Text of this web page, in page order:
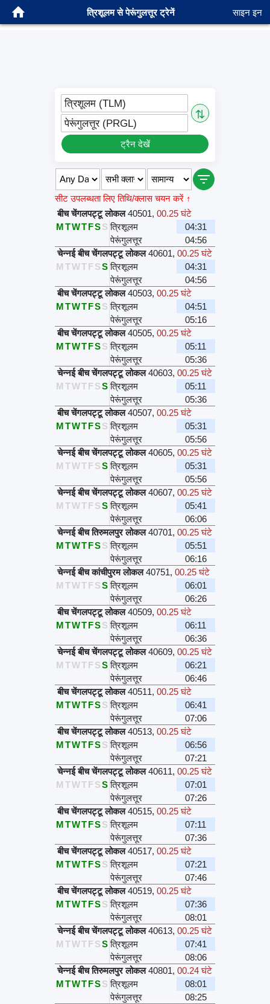
त्रिशूलम से पेरूंगुलत्तूर ट्रेनें साइन इन
त्रिशूलम (TLM)
⇅
पेरूंगुलत्तूर (PRGL)
ट्रैन देखें
सीट उपलब्धता लिए तिथि/क्लास चयन करें ↑
बीच चेंगलपट्टू लोकल 40501, 00.25 घंटे
MTWTFSS त्रिशूलम
04:31
पेरूंगुलत्तूर
04:56
चेन्नई बीच चेंगलपट्टू लोकल 40601, 00.25 घंटे
M TWTFSS त्रिशूलम
04:31
पेरूंगुलत्तूर
04:56
बीच चेंगलपट्टू लोकल 40503, 00.25 घंटे
MTWTFSS त्रिशूलम
04:51
पेरूंगुलत्तूर
05:16
बीच चेंगलपट्टू लोकल 40505, 00.25 घंटे
MTWTFSS त्रिशूलम
05:11
पेरूंगुलत्तूर
05:36
चेन्नई बीच चेंगलपट्टू लोकल 40603, 00.25 घंटे
M TWTFSS त्रिशूलम
05:11
पेरूंगुलत्तूर
05:36
बीच चेंगलपट्टू लोकल 40507, 00.25 घंटे
MTWTFSS त्रिशूलम
05:31
पेरूंगुलत्तूर
05:56
चेन्नई बीच चेंगलपट्टू लोकल 40605, 00.25 घंटे
M TWTFSS त्रिशूलम
05:31
पेरूंगुलत्तूर
05:56
चेन्नई बीच चेंगलपट्टू लोकल 40607, 00.25 घंटे
M TWTFSS त्रिशूलम
05:41
पेरूंगुलत्तूर
06:06
चेन्नई बीच तिरुमलपुर लोकल 40701, 00.25 घंटे
MTWTFSS त्रिशूलम
05:51
पेरूंगुलत्तूर
06:16
चेन्नई बीच कांचीपुरम लोकल 40751, 00.25 घंटे
M TWTFSS त्रिशूलम
06:01
पेरूंगुलत्तूर
06:26
बीच चेंगलपट्टू लोकल 40509, 00.25 घंटे
MTWTFSS त्रिशूलम
06:11
पेरूंगुलत्तूर
06:36
चेन्नई बीच चेंगलपट्टू लोकल 40609, 00.25 घंटे
M TWTFSS त्रिशूलम
06:21
पेरूंगुलत्तूर
06:46
बीच चेंगलपट्टू लोकल 40511, 00.25 घंटे
MTWTFSS त्रिशूलम
06:41
पेरूंगुलत्तूर
07:06
बीच चेंगलपट्टू लोकल 40513, 00.25 घंटे
MTWTFSS त्रिशूलम
06:56
पेरूंगुलत्तूर
07:21
चेन्नई बीच चेंगलपट्टू लोकल 40611, 00.25 घंटे
M TWTFSS त्रिशूलम
07:01
पेरूंगुलत्तूर
07:26
बीच चेंगलपट्टू लोकल 40515, 00.25 घंटे
MTWTFSS त्रिशूलम
07:11
पेरूंगुलत्तूर
07:36
बीच चेंगलपट्टू लोकल 40517, 00.25 घंटे
MTWTFSS त्रिशूलम
07:21
पेरूंगुलत्तूर
07:46
बीच चेंगलपट्टू लोकल 40519, 00.25 घंटे
MTWTFSS त्रिशूलम
07:36
पेरूंगुलत्तूर
08:01
चेन्नई बीच चेंगलपट्टू लोकल 40613, 00.25 घंटे
M TWTFSS त्रिशूलम
07:41
पेरूंगुलत्तूर
08:06
चेन्नई बीच तिरुमलपुर लोकल 40801, 00.24 घंटे
MTWTFSS त्रिशूलम
08:01
पेरूंगुलत्तूर
08:25